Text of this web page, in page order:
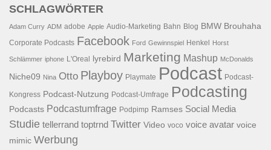
SCHLAGWÖRTER
Adam Curry ADM adobe Apple Audio-Marketing Bahn Blog BMW Brouhaha
Corporate Podcasts Facebook Ford Gewinnspiel Henkel Horst
Schlämmer iphone L'Oreal lyrebird Marketing Mashup McDonalds
Niche09 Nina Otto Playboy Playmate Podcast Podcast-
Kongress Podcast-Nutzung Podcast-Umfrage Podcasting
Podcasts Podcastumfrage Podpimp Ramses Social Media
Studie tellerrand toptrnd Twitter Video voco voice avatar voice
mimic Werbung